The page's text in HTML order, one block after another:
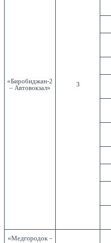
«Биробиджан-2
– Автовокзал»
3
«Медгородок –